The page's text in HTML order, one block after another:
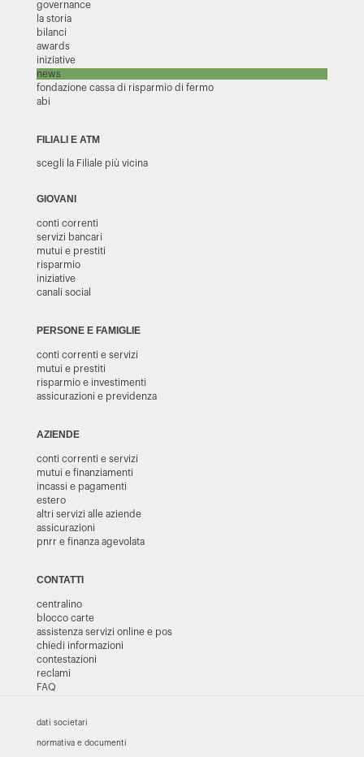
governance
la storia
bilanci
awards
iniziative
news
fondazione cassa di risparmio di fermo
abi
FILIALI E ATM
scegli la Filiale più vicina
GIOVANI
conti correnti
servizi bancari
mutui e prestiti
risparmio
iniziative
canali social
PERSONE E FAMIGLIE
conti correnti e servizi
mutui e prestiti
risparmio e investimenti
assicurazioni e previdenza
AZIENDE
conti correnti e servizi
mutui e finanziamenti
incassi e pagamenti
estero
altri servizi alle aziende
assicurazioni
pnrr e finanza agevolata
CONTATTI
centralino
blocco carte
assistenza servizi online e pos
chiedi informazioni
contestazioni
reclami
FAQ
dati societari
normativa e documenti